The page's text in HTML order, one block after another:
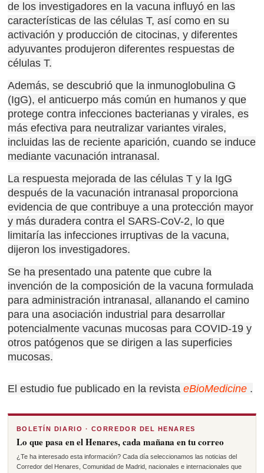
de los investigadores en la vacuna influyó en las
características de las células T, así como en su
activación y producción de citocinas, y diferentes
adyuvantes produjeron diferentes respuestas de
células T.
Además, se descubrió que la inmunoglobulina G
(IgG), el anticuerpo más común en humanos y que
protege contra infecciones bacterianas y virales, es
más efectiva para neutralizar variantes virales,
incluidas las de reciente aparición, cuando se induce
mediante vacunación intranasal.
La respuesta mejorada de las células T y la IgG
después de la vacunación intranasal proporciona
evidencia de que contribuye a una protección mayor
y más duradera contra el SARS-CoV-2, lo que
limitaría las infecciones irruptivas de la vacuna,
dijeron los investigadores.
Se ha presentado una patente que cubre la
invención de la composición de la vacuna formulada
para administración intranasal, allanando el camino
para una asociación industrial para desarrollar
potencialmente vacunas mucosas para COVID-19 y
otros patógenos que se dirigen a las superficies
mucosas.
El estudio fue publicado en la revistaeBioMedicine .
BOLETÍN DIARIO · CORREDOR DEL HENARES
Lo que pasa en el Henares, cada mañana en tu correo
¿Te ha interesado esta información? Cada día seleccionamos las noticias del
Corredor del Henares, Comunidad de Madrid, nacionales e internacionales que